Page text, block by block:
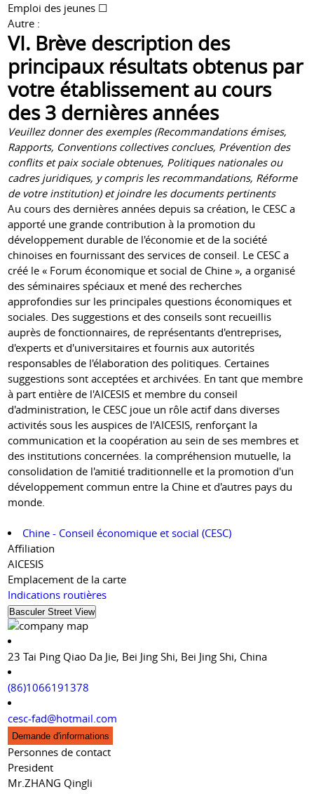
Emploi des jeunes ☐
Autre :
VI. Brève description des
principaux résultats obtenus par
votre établissement au cours
des 3 dernières années
Veuillez donner des exemples (Recommandations émises,
Rapports, Conventions collectives conclues, Prévention des
conflits et paix sociale obtenues, Politiques nationales ou
cadres juridiques, y compris les recommandations, Réforme
de votre institution) et joindre les documents pertinents
Au cours des dernières années depuis sa création, le CESC a
apporté une grande contribution à la promotion du
développement durable de l'économie et de la société
chinoises en fournissant des services de conseil. Le CESC a
créé le « Forum économique et social de Chine », a organisé
des séminaires spéciaux et mené des recherches
approfondies sur les principales questions économiques et
sociales. Des suggestions et des conseils sont recueillis
auprès de fonctionnaires, de représentants d'entreprises,
d'experts et d'universitaires et fournis aux autorités
responsables de l'élaboration des politiques. Certaines
suggestions sont acceptées et archivées. En tant que membre
à part entière de l'AICESIS et membre du conseil
d'administration, le CESC joue un rôle actif dans diverses
activités sous les auspices de l'AICESIS, renforçant la
communication et la coopération au sein de ses membres et
des institutions concernées. la compréhension mutuelle, la
consolidation de l'amitié traditionnelle et la promotion d'un
développement commun entre la Chine et d'autres pays du
monde.
Chine - Conseil économique et social (CESC)
Affiliation
AICESIS
Emplacement de la carte
Indications routières
23 Tai Ping Qiao Da Jie, Bei Jing Shi, Bei Jing Shi, China
(86)1066191378
cesc-fad@hotmail.com
Demande d'informations
Personnes de contact
President
Mr.ZHANG Qingli